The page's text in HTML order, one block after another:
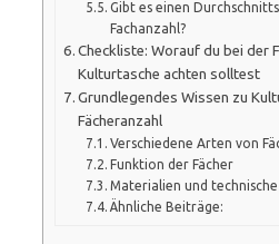
Gibt es einen
Fachanzahl?
Checkliste: Worauf du bei der
Kulturtasche achten solltest
Grundlegendes Wissen zu
Fächeranzahl
Verschiedene Arten von
Funktion der Fächer
Materialien und
Ähnliche Beiträge: